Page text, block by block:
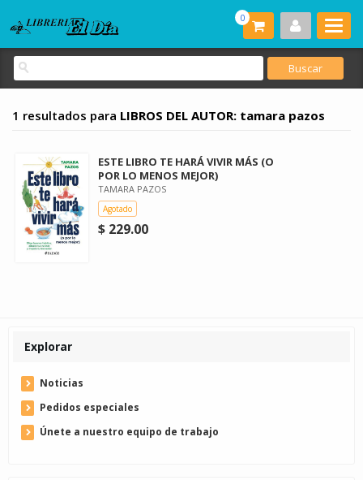
0
1 resultados para LIBROS DEL AUTOR: tamara pazos
ESTE LIBRO TE HARÁ VIVIR MÁS (O
POR LO MENOS MEJOR)
TAMARA PAZOS
Agotado
$ 229.00
Explorar
Noticias
Pedidos especiales
Únete a nuestro equipo de trabajo